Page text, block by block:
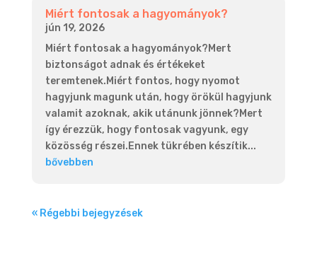
Miért fontosak a hagyományok?
jún 19, 2026
Miért fontosak a hagyományok?Mert
biztonságot adnak és értékeket
teremtenek.Miért fontos, hogy nyomot
hagyjunk magunk után, hogy örökül hagyjunk
valamit azoknak, akik utánunk jönnek?Mert
így érezzük, hogy fontosak vagyunk, egy
közösség részei.Ennek tükrében készítik...
bővebben
« Régebbi bejegyzések